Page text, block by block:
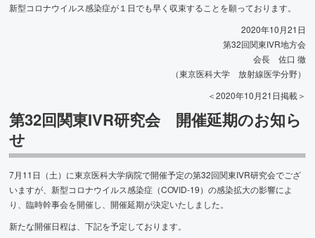
新型コロナウイルス感染症が１日でも早く収束することを願っております。
2020年10月21日
第32回関東IVR地方会
会長 佐口 徹
（東京医科大学 放射線医学分野）
＜2020年10月21日掲載＞
第32回関東IVR研究会 開催延期のお知ら
せ
7月11日（土）に東京医科大学病院で開催予定の第32回関東IVR研究会でござ
いますが、新型コロナウイルス感染症（COVID-19）の感染拡大の影響によ
り、臨時幹事会を開催し、開催延期が決定いたしました。
新たな開催日程は、下記を予定しております。